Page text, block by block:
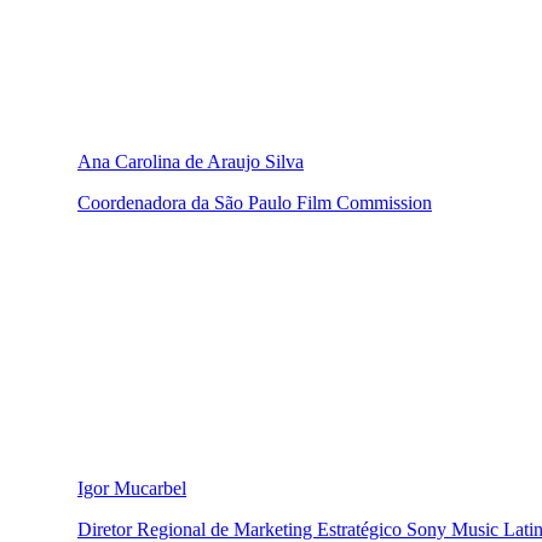
Ana Carolina de Araujo Silva
Coordenadora da São Paulo Film Commission
Igor Mucarbel
Diretor Regional de Marketing Estratégico Sony Music